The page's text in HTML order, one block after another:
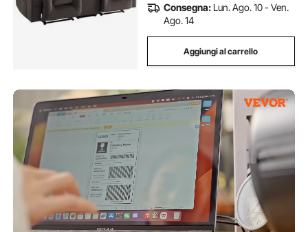
Consegna: Lun. Ago. 10 - Ven.
Ago. 14
Aggiungi al carrello